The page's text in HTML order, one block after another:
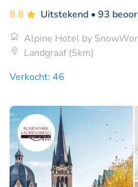
8.8 Uitstekend • 93
Alpine Hotel by
Landgraaf (5km)
Verkocht: 46